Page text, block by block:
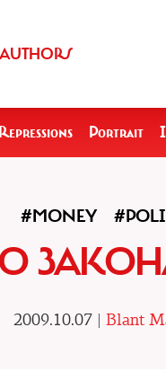
AUTHORS
Repressions Portrait
#MONEY
2009.10.07 | Blant